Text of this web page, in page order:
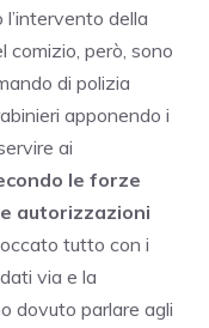
della
comizio, però, sono
di polizia
apponendo i
ai
le forze
autorizzazioni
tutto con i
via e la
dovuto parlare agli